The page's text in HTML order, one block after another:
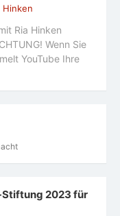
Ria Hinken
Wenn Sie
YouTube Ihre
2023 für